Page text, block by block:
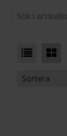
Sortera